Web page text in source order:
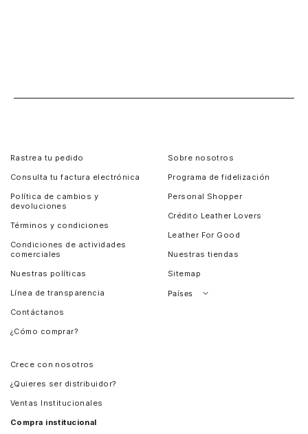
Rastrea tu pedido
Consulta tu factura electrónica
Política de cambios y
devoluciones
Términos y condiciones
Condiciones de actividades
comerciales
Nuestras políticas
Línea de transparencia
Contáctanos
¿Cómo comprar?
Sobre nosotros
Programa de fidelización
Personal Shopper
Crédito Leather Lovers
Leather For Good
Nuestras tiendas
Sitemap
Países
Crece con nosotros
¿Quieres ser distribuidor?
Ventas Institucionales
Compra institucional